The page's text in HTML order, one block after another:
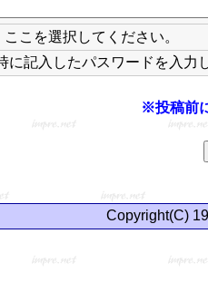
こを選択してください。
に記入したパスワードを入力
※投稿前
Copyright(C)